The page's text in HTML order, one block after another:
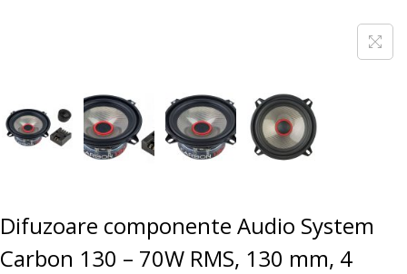
Difuzoare componente Audio System
Carbon 130 – 70W RMS, 130 mm, 4